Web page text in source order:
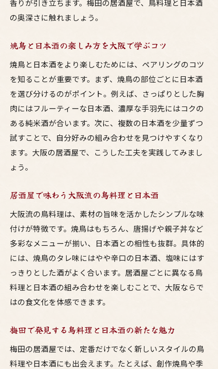
香りが引き立ちます。梅田の居酒屋で、鳥料理と日本酒
の奥深さに触れましょう。
焼鳥と日本酒の楽しみ方を大阪で学ぶコツ
焼鳥と日本酒をより楽しむためには、ペアリングのコツ
を知ることが重要です。まず、焼鳥の部位ごとに日本酒
を選び分けるのがポイント。例えば、さっぱりとした胸
肉にはフルーティーな日本酒、濃厚な手羽先にはコクの
ある純米酒が合います。次に、複数の日本酒を少量ずつ
試すことで、自分好みの組み合わせを見つけやすくなり
ます。大阪の居酒屋で、こうした工夫を実践してみまし
ょう。
居酒屋で味わう大阪流の鳥料理と日本酒
大阪流の鳥料理は、素材の旨味を活かしたシンプルな味
付けが特徴です。焼鳥はもちろん、唐揚げや親子丼など
多彩なメニューが揃い、日本酒との相性も抜群。具体的
には、焼鳥のタレ味にはやや辛口の日本酒、塩味にはす
っきりとした酒がよく合います。居酒屋ごとに異なる鳥
料理と日本酒の組み合わせを楽しむことで、大阪ならで
はの食文化を体感できます。
梅田で発見する鳥料理と日本酒の新たな魅力
梅田の居酒屋では、定番だけでなく新しいスタイルの鳥
料理や日本酒にも出会えます。たとえば、創作焼鳥や季